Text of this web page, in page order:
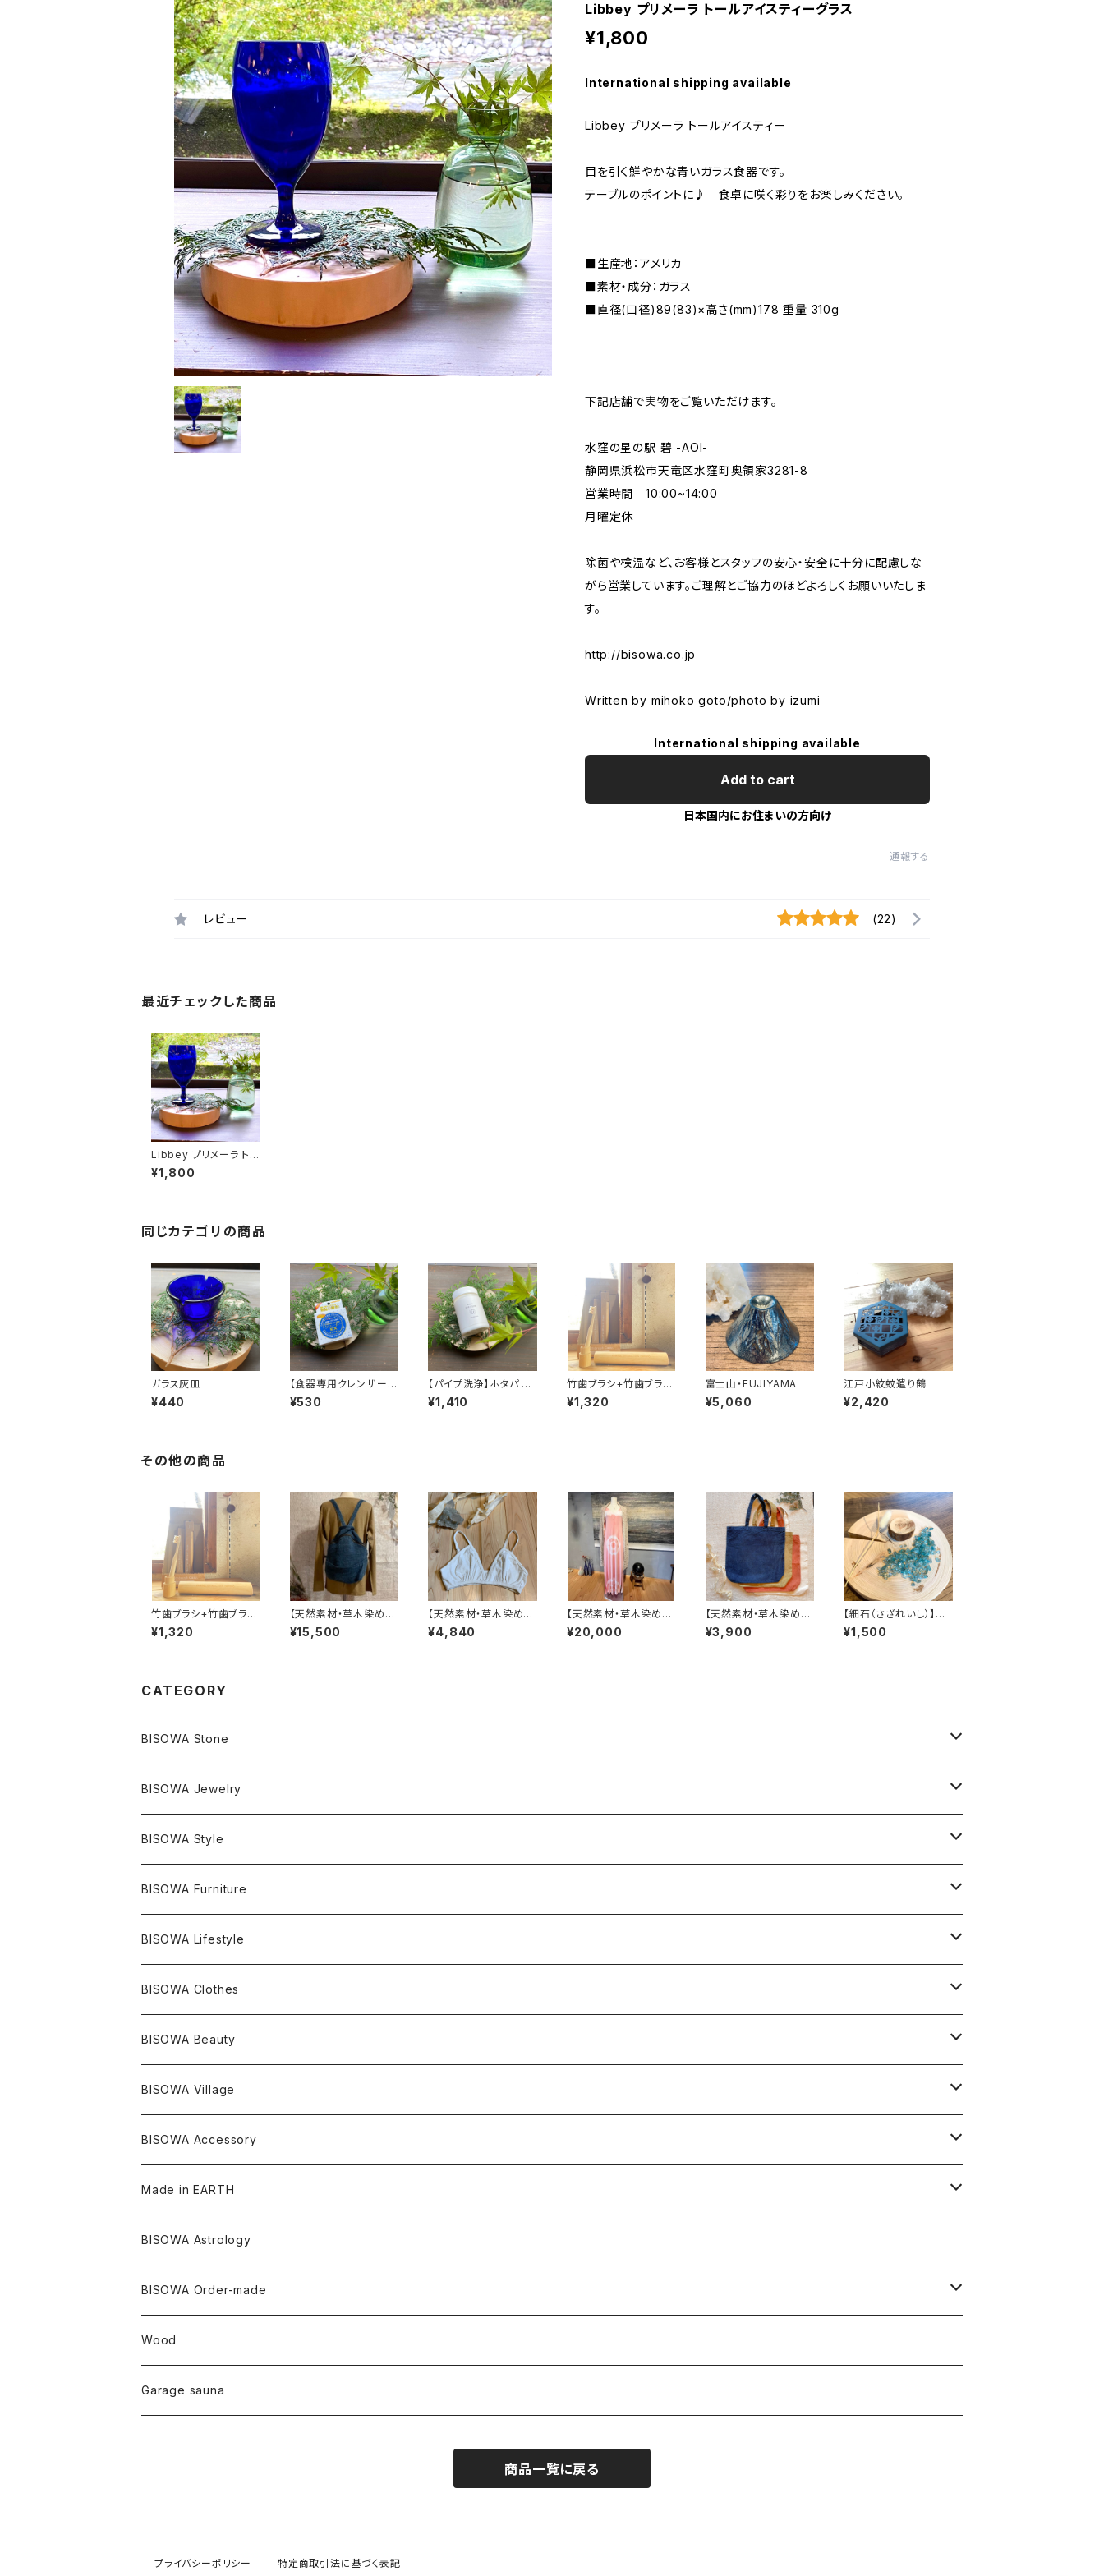
Libbey プリメーラ トールアイスティーグラス
¥1,800
International shipping available
Libbey プリメーラ トールアイスティー
目を引く鮮やかな青いガラス食器です。
テーブルのポイントに♪ 食卓に咲く彩りをお楽しみください。
■生産地：アメリカ
■素材・成分：ガラス
■直径(口径)89(83)×高さ(mm)178 重量 310g
下記店舗で実物をご覧いただけます。
水窪の星の駅 碧 -AOI-
静岡県浜松市天竜区水窪町奥領家3281-8
営業時間 10:00~14:00
月曜定休
除菌や検温など、お客様とスタッフの安心・安全に十分に配慮しな
がら営業しています。ご理解とご協力のほどよろしくお願いいたしま
す。
http://bisowa.co.jp
Written by mihoko goto/photo by izumi
International shipping available
Add to cart
日本国内にお住まいの方向け
通報する
レビュー (22)
最近チェックした商品
Libbey プリメーラ ト
ールアイスティーグラス
¥1,800
同じカテゴリの商品
ガラス灰皿
¥440
【食器専用クレンザー】
ハイホーム NEO クリ
ーナー
¥530
【パイプ洗浄】ホタパ パ
イプクリーン (200g)
¥1,410
竹歯ブラシ+竹歯ブラシ
ケースセット
¥1,320
富士山・FUJIYAMA
¥5,060
江戸小紋蚊遣り鶴
¥2,420
その他の商品
竹歯ブラシ+竹歯ブラシ
ケースセット
¥1,320
【天然素材・草木染め】
バックパック ワイルド
ヘンプ 藍染
¥15,500
【天然素材・草木染め】
Womem ブラ バンブ
ー
¥4,840
【天然素材・草木染め】
ヘンプオーガニックコッ
トンリネンストール[生
¥20,000
【天然素材・草木染め】
トートバック ヘンプオ
ーガニックコットン
¥3,900
【細石（さざれいし）】ア
¥1,500
CATEGORY
BISOWA Stone
マスタークリスタル / 水晶
エレスチャル
ライトニング
ツインソウル
メタモルフォーゼス
クォーツインクォーツ
石の種類別
アメジスト
アクアマリン
デュモルチェライト
タンザナイト
ムーンストーン
産地別
ヒマラヤ
ブラジル
中国
アメリカ
BISOWA Jewelry
ネックレス／ペンダント
宇佐美聖子
絹麻 ~kenma~
ピアス
宇佐美聖子
Others
ブレスレット
宇佐美聖子
Others
リング
サンキャッチャー
ヘアアクセサリー
イヤリング
キーホルダー
BISOWA Style
ONE PIECE
ヘンプ
オーガニックコットン
PANTS
ヘンプ
オーガニックコットン
T-SHIRT
オーガニックコットン
ヘンプコットン
leggings
ヘンプ
オーガニックコットン
Others
ヘンプ
オーガニックコットン
Underwear
BISOWA Furniture
のるすく
BISOWA Lifestyle
Music
宇佐美聖子
Niceness Music
浄化アイテム
Cosmic Hemp 麻炭
セージ
オラクルカード
キャンドル
HAZE 和蝋燭
縁キャンドル
陶器
大蝶恵美子
Tomoko Uemura Art 麻炭陶器
Cosmic hemp
YUGEN GLASS
others
foods
BISOWA Clothes
麻
絹
Others
オーガニックコットン
バンブー
オーガニックフリース
BISOWA Beauty
ヘンプオイル
BISOWA Village
Bisowa Club Room
BISOWA Accessory
ヘアゴム
宇佐美聖子
Made in EARTH
Misakubo Japan
碧-AOI-の松葉天然酵母パン
Uwajima Japan
BISOWA Astrology
BISOWA Order-made
∞Seiko Usami∞
Wood
Garage sauna
商品一覧に戻る
プライバシーポリシー 特定商取引法に基づく表記